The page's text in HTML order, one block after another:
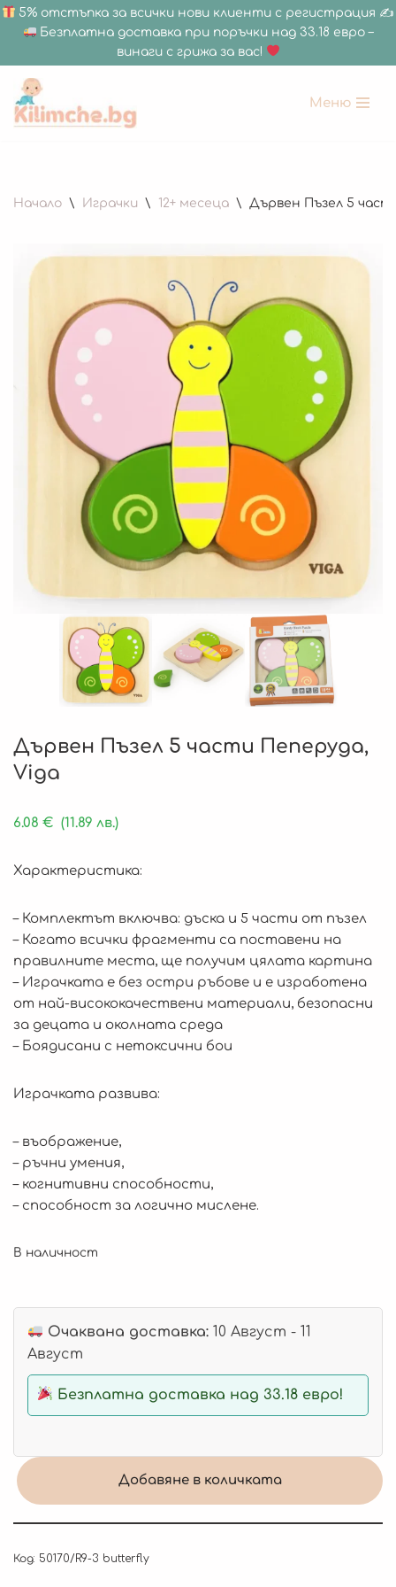
5% отстъпка за всички нови клиенти с регистрация ✍
Безплатна доставка при поръчки над 33.18 евро –
винаги с грижа за вас!
Продължете
Меню
Начало \ Играчки \ 12+ месеца \ Дървен Пъзел 5
Дървен Пъзел 5 части Пеперуда,
Viga
6.08 € (11.89 лв.)
Характеристика:
– Комплектът включва: дъска и 5 части от пъзел
– Когато всички фрагменти са поставени на
правилните места, ще получим цялата картина
– Играчката е без остри ръбове и е изработена
от най-висококачествени материали, безопасни
за децата и околната среда
– Боядисани с нетоксични бои
Играчката развива:
– въображение,
– ръчни умения,
– когнитивни способности,
– способност за логично мислене.
В наличност
Очаквана доставка: 10 Август - 11
Август
Безплатна доставка над 33.18 евро!
Добавяне в количката
Код: 50170/R9-3 butterfly